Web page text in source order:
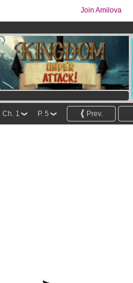
Join Amilova
Prev.
P. 5
Ch. 1